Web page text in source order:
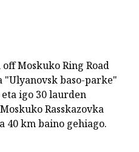
Moskuko Ring Road
baso-parke"
igo 30 laurden
Rasskazovka
40 km baino gehiago.